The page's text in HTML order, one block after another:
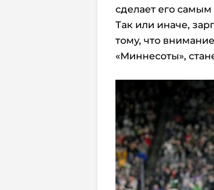
сделает его
Так или иначе,
тому, что
«Миннесоты»,